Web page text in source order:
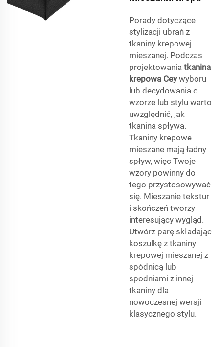
Porady dotyczące
stylizacji ubrań z
tkaniny krepowej
mieszanej. Podczas
projektowania tkanina
krepowa Ceywyboru
lub decydowania o
wzorze lub stylu warto
uwzględnić, jak
tkanina spływa.
Tkaniny krepowe
mieszane mają ładny
spływ, więc Twoje
wzory powinny do
tego przystosowywać
się. Mieszanie tekstur
i skończeń tworzy
interesujący wygląd.
Utwórz parę składając
koszulkę z tkaniny
krepowej mieszanej z
spódnicą lub
spodniami z innej
tkaniny dla
nowoczesnej wersji
klasycznego stylu.